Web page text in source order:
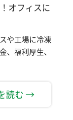
オフィスに
や工場に冷凍
、福利厚生、
読む →